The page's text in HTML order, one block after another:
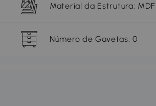
Material da Estrutura: MDF
Número de Gavetas: 0